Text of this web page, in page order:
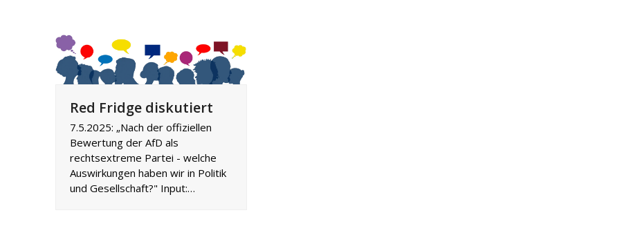
Red Fridge diskutiert
7.5.2025: „Nach der offiziellen
Bewertung der AfD als
rechtsextreme Partei - welche
Auswirkungen haben wir in Politik
und Gesellschaft?" Input:…